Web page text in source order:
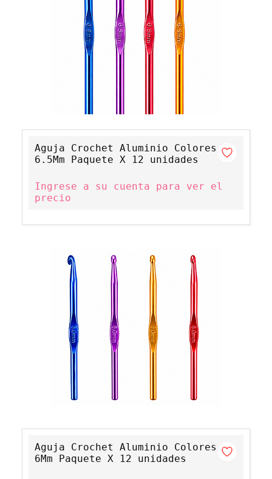
Aguja Crochet Aluminio Colores
6.5Mm Paquete X 12 unidades
Ingrese a su cuenta para ver el
precio
Aguja Crochet Aluminio Colores
6Mm Paquete X 12 unidades